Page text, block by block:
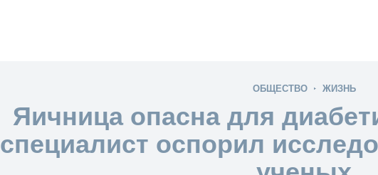
ОБЩЕСТВО ЖИЗНЬ
Яичница опасна для
специалист оспорил